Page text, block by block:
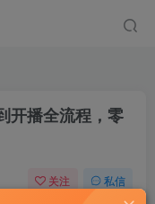
开播全流程，零
关注 私信